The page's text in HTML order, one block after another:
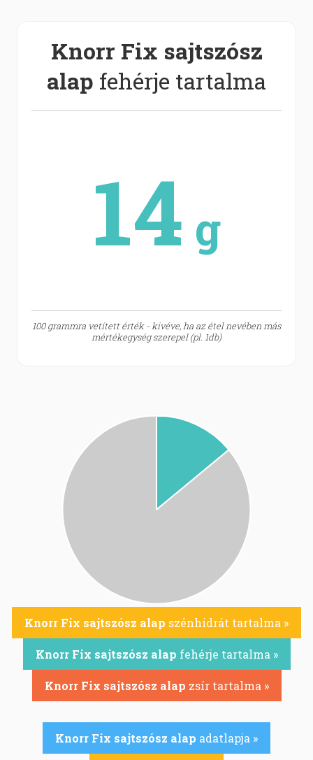
Knorr Fix sajtszósz
alap fehérje tartalma
14 g
100 grammra vetített érték - kivéve, ha az étel nevében más
mértékegység szerepel (pl. 1db)
Knorr Fix sajtszósz alap szénhidrát tartalma »
Knorr Fix sajtszósz alap fehérje tartalma »
Knorr Fix sajtszósz alap zsír tartalma »
Knorr Fix sajtszósz alap adatlapja »